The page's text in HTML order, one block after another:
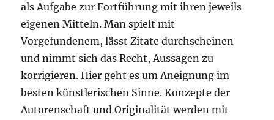
als Aufgabe zur Fortführung mit ihren jeweils
eigenen Mitteln. Man spielt mit
Vorgefundenem, lässt Zitate durchscheinen
und nimmt sich das Recht, Aussagen zu
korrigieren. Hier geht es um Aneignung im
besten künstlerischen Sinne. Konzepte der
Autorenschaft und Originalität werden mit